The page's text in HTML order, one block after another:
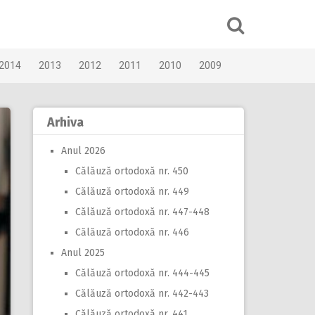
2013 2012 2011 2010 2009
Arhiva
Anul 2026
Călăuză ortodoxă nr. 450
Călăuză ortodoxă nr. 449
Călăuză ortodoxă nr. 447-448
Călăuză ortodoxă nr. 446
Anul 2025
Călăuză ortodoxă nr. 444-445
Călăuză ortodoxă nr. 442-443